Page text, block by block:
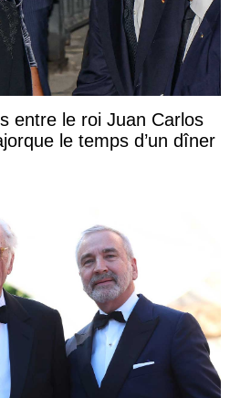
entre le roi Juan Carlos
le temps d’un dîner